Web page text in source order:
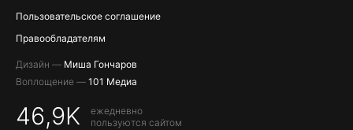
Пользовательское соглашение
Правообладателям
Дизайн — Миша Гончаров
Воплощение — 101 Медиа
46,9K
ежедневно
пользуются сайтом